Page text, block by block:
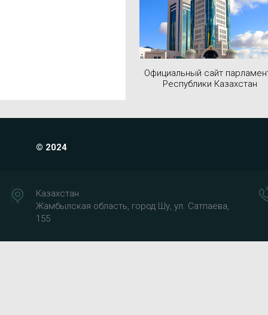
Официальный сайт
Республики Казахстан
© 2024
Казахстан
Жамбылская область, город Шу, ул. Сатпаева,
155